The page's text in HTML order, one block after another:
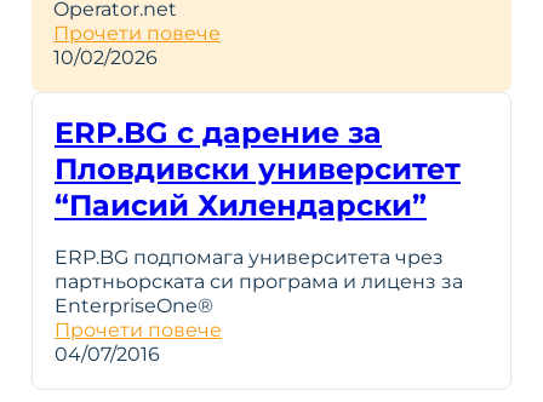
Operator.net
Прочети повече
10/02/2026
ERP.BG с дарение за
Пловдивски университет
“Паисий Хилендарски”
ERP.BG подпомага университета чрез
партньорската си програма и лиценз за
EnterpriseOne®
Прочети повече
04/07/2016